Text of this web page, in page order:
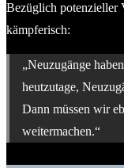
Bezüglich potenzieller
kämpferisch:
„Neuzugänge
heutzutage,
Dann müssen wir
weitermachen.“